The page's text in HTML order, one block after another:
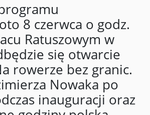
8 czerwca o godz.
Ratuszowym w
się otwarcie
rowerze bez granic.
Nowaka po
inauguracji oraz